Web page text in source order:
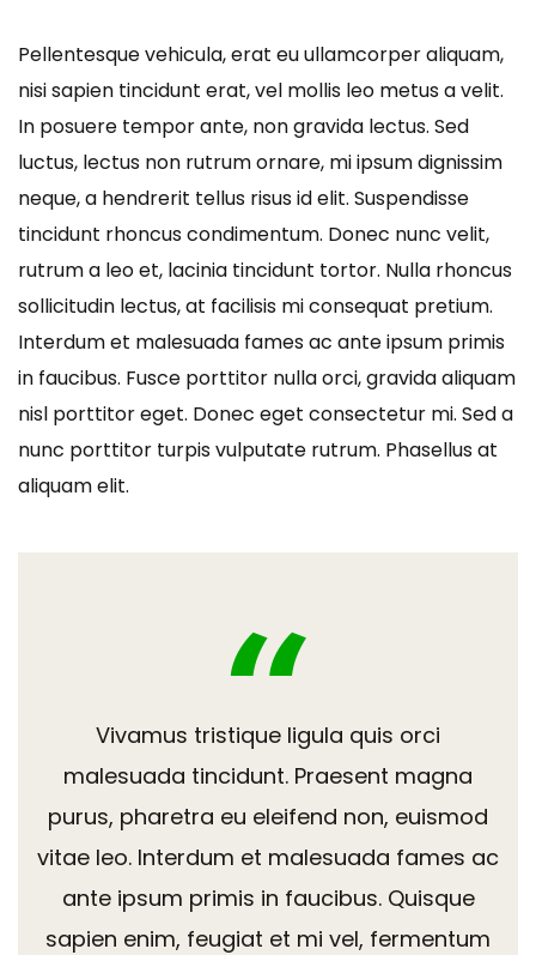
Pellentesque vehicula, erat eu ullamcorper aliquam,
nisi sapien tincidunt erat, vel mollis leo metus a velit.
In posuere tempor ante, non gravida lectus. Sed
luctus, lectus non rutrum ornare, mi ipsum dignissim
neque, a hendrerit tellus risus id elit. Suspendisse
tincidunt rhoncus condimentum. Donec nunc velit,
rutrum a leo et, lacinia tincidunt tortor. Nulla rhoncus
sollicitudin lectus, at facilisis mi consequat pretium.
Interdum et malesuada fames ac ante ipsum primis
in faucibus. Fusce porttitor nulla orci, gravida aliquam
nisl porttitor eget. Donec eget consectetur mi. Sed a
nunc porttitor turpis vulputate rutrum. Phasellus at
aliquam elit.
Vivamus tristique ligula quis orci
malesuada tincidunt. Praesent magna
purus, pharetra eu eleifend non, euismod
vitae leo. Interdum et malesuada fames ac
ante ipsum primis in faucibus. Quisque
sapien enim, feugiat et mi vel, fermentum